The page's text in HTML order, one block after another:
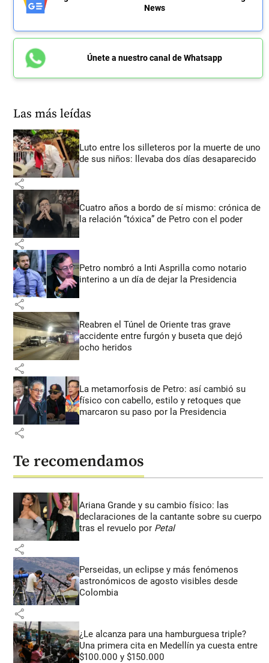
News
Únete a nuestro canal de Whatsapp
Las más leídas
Luto entre los silleteros por la muerte de uno
de sus niños: llevaba dos días desaparecido
share
Cuatro años a bordo de sí mismo: crónica de
la relación “tóxica” de Petro con el poder
share
Petro nombró a Inti Asprilla como notario
interino a un día de dejar la Presidencia
share
Reabren el Túnel de Oriente tras grave
accidente entre furgón y buseta que dejó
ocho heridos
share
La metamorfosis de Petro: así cambió su
físico con cabello, estilo y retoques que
marcaron su paso por la Presidencia
share
Te recomendamos
Ariana Grande y su cambio físico: las
declaraciones de la cantante sobre su cuerpo
tras el revuelo por Petal
share
Perseidas, un eclipse y más fenómenos
astronómicos de agosto visibles desde
Colombia
share
¿Le alcanza para una hamburguesa triple?
Una primera cita en Medellín ya cuesta entre
$100.000 y $150.000